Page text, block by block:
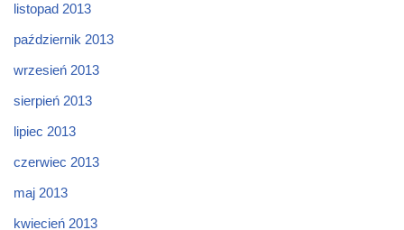
listopad 2013
październik 2013
wrzesień 2013
sierpień 2013
lipiec 2013
czerwiec 2013
maj 2013
kwiecień 2013